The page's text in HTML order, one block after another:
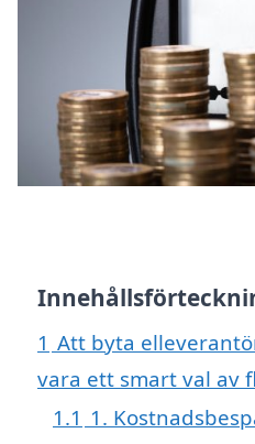
1 Att byta
vara ett smart val av
1.1 1.